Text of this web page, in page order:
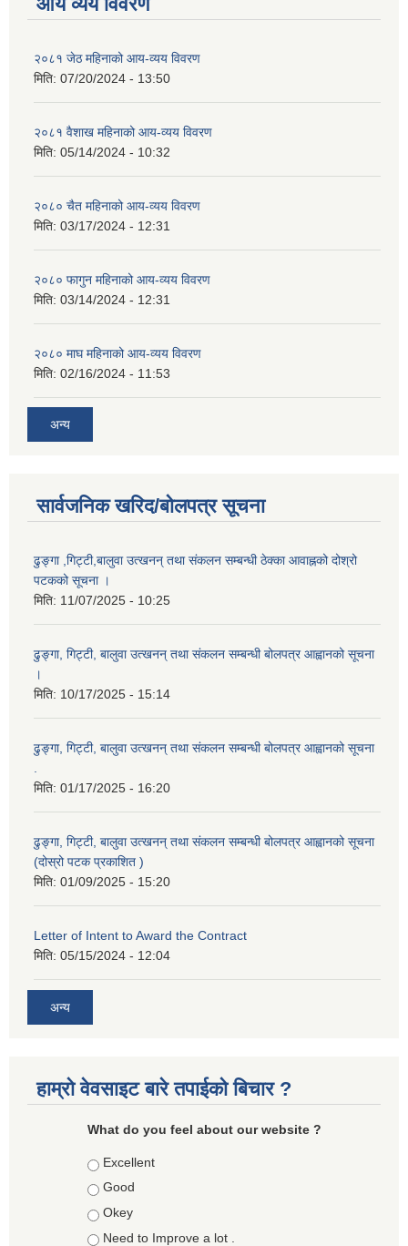
२०८१ जेठ महिनाको आय-व्यय विवरण
मिति: 07/20/2024 - 13:50
२०८१ वैशाख महिनाको आय-व्यय विवरण
मिति: 05/14/2024 - 10:32
२०८० चैत महिनाको आय-व्यय विवरण
मिति: 03/17/2024 - 12:31
२०८० फागुन महिनाको आय-व्यय विवरण
मिति: 03/14/2024 - 12:31
२०८० माघ महिनाको आय-व्यय विवरण
मिति: 02/16/2024 - 11:53
अन्य
सार्वजनिक खरिद/बोलपत्र सूचना
ढुङ्गा ,गिट्टी,बालुवा उत्खनन् तथा संकलन सम्बन्धी ठेक्का आवाह्नको दोश्रो
पटकको सूचना ।
मिति: 11/07/2025 - 10:25
ढुङ्गा, गिट्टी, बालुवा उत्खनन् तथा संकलन सम्बन्धी बोलपत्र आह्वानको सूचना
।
मिति: 10/17/2025 - 15:14
ढुङ्गा, गिट्टी, बालुवा उत्खनन् तथा संकलन सम्बन्धी बोलपत्र आह्वानको सूचना
.
मिति: 01/17/2025 - 16:20
ढुङ्गा, गिट्टी, बालुवा उत्खनन् तथा संकलन सम्बन्धी बोलपत्र आह्वानको सूचना
(दोस्रो पटक प्रकाशित )
मिति: 01/09/2025 - 15:20
Letter of Intent to Award the Contract
मिति: 05/15/2024 - 12:04
अन्य
हाम्रो वेवसाइट बारे तपाईको बिचार ?
What do you feel about our website ?
Choices
Excellent
Good
Okey
Need to Improve a lot .